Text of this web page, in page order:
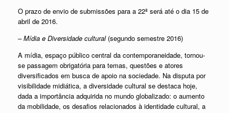
O prazo de envio de submissões para a 22ª será até o dia 15 de
abril de 2016.
– Mídia e Diversidade cultural (segundo semestre 2016)
A mídia, espaço público central da contemporaneidade, tornou-
se passagem obrigatória para temas, questões e atores
diversificados em busca de apoio na sociedade. Na disputa por
visibilidade midiática, a diversidade cultural se destaca hoje,
dada a importância adquirida no mundo globalizado: o aumento
da mobilidade, os desafios relacionados à identidade cultural, a